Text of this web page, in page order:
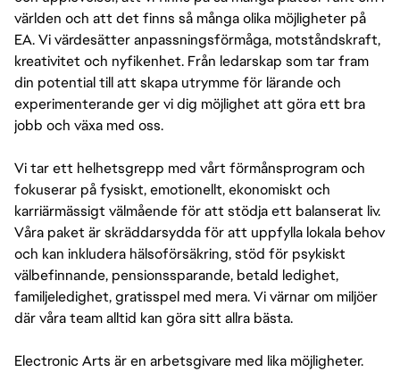
världen och att det finns så många olika möjligheter på
EA. Vi värdesätter anpassningsförmåga, motståndskraft,
kreativitet och nyfikenhet. Från ledarskap som tar fram
din potential till att skapa utrymme för lärande och
experimenterande ger vi dig möjlighet att göra ett bra
jobb och växa med oss.
Vi tar ett helhetsgrepp med vårt förmånsprogram och
fokuserar på fysiskt, emotionellt, ekonomiskt och
karriärmässigt välmående för att stödja ett balanserat liv.
Våra paket är skräddarsydda för att uppfylla lokala behov
och kan inkludera hälsoförsäkring, stöd för psykiskt
välbefinnande, pensionssparande, betald ledighet,
familjeledighet, gratisspel med mera. Vi värnar om miljöer
där våra team alltid kan göra sitt allra bästa.
Electronic Arts är en arbetsgivare med lika möjligheter.